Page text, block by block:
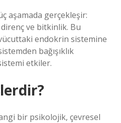
aşamada gerçekleşir:
ve bitkinlik. Bu
endokrin sistemine
bağışıklık
etkiler.
bir psikolojik, çevresel